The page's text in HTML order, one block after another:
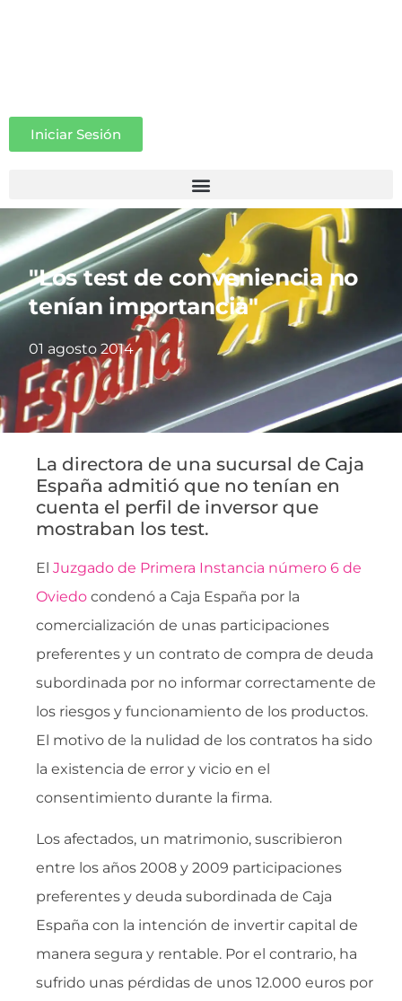
Iniciar Sesión
"Los test de conveniencia no
tenían importancia"
01 agosto 2014
La directora de una sucursal de Caja
España admitió que no tenían en
cuenta el perfil de inversor que
mostraban los test.
El Juzgado de Primera Instancia número 6 de
Oviedo condenó a Caja España por la
comercialización de unas participaciones
preferentes y un contrato de compra de deuda
subordinada por no informar correctamente de
los riesgos y funcionamiento de los productos.
El motivo de la nulidad de los contratos ha sido
la existencia de error y vicio en el
consentimiento durante la firma.
Los afectados, un matrimonio, suscribieron
entre los años 2008 y 2009 participaciones
preferentes y deuda subordinada de Caja
España con la intención de invertir capital de
manera segura y rentable. Por el contrario, ha
sufrido unas pérdidas de unos 12.000 euros por